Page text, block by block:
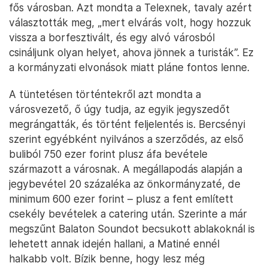
fős városban. Azt mondta a Telexnek, tavaly azért
választották meg, „mert elvárás volt, hogy hozzuk
vissza a borfesztivált, és egy alvó városból
csináljunk olyan helyet, ahova jönnek a turisták”. Ez
a kormányzati elvonások miatt pláne fontos lenne.
A tüntetésen történtekről azt mondta a
városvezető, ő úgy tudja, az egyik jegyszedőt
megrángatták, és történt feljelentés is. Bercsényi
szerint egyébként nyilvános a szerződés, az első
buliból 750 ezer forint plusz áfa bevétele
származott a városnak. A megállapodás alapján a
jegybevétel 20 százaléka az önkormányzaté, de
minimum 600 ezer forint – plusz a fent említett
csekély bevételek a catering után. Szerinte a már
megszűnt Balaton Soundot becsukott ablakoknál is
lehetett annak idején hallani, a Matiné ennél
halkabb volt. Bízik benne, hogy lesz még